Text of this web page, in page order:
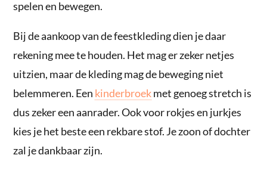
spelen en bewegen.
Bij de aankoop van de feestkleding dien je daar
rekening mee te houden. Het mag er zeker netjes
uitzien, maar de kleding mag de beweging niet
belemmeren. Een kinderbroekmet genoeg stretch is
dus zeker een aanrader. Ook voor rokjes en jurkjes
kies je het beste een rekbare stof. Je zoon of dochter
zal je dankbaar zijn.